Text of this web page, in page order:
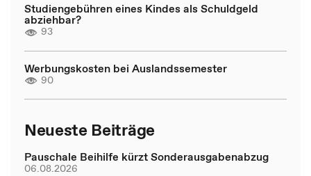
Studiengebühren eines Kindes als Schuldgeld
abziehbar?
93
Werbungskosten bei Auslandssemester
90
Neueste Beiträge
Pauschale Beihilfe kürzt Sonderausgabenabzug
06.08.2026